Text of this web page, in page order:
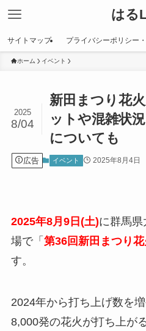
はる
サイトマップ プライバシーポリシー
ホーム イベント
新田まつり花
ットや混雑状
についても
2025
8/04
広告 イベント 2025年8月4日
2025年8月9日(土)に群馬
場で「 第36回新田まつり
す。
2024年から打ち上げ数を
8,000発の花火が打ち上が